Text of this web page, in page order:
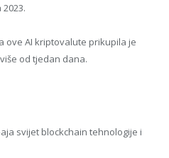
ove AI kriptovalute prikupila je
od tjedan dana.
svijet blockchain tehnologije i